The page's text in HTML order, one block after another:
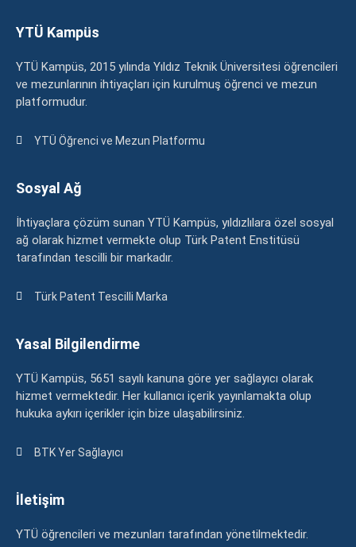
YTÜ Kampüs
YTÜ Kampüs, 2015 yılında Yıldız Teknik Üniversitesi öğrencileri
ve mezunlarının ihtiyaçları için kurulmuş öğrenci ve mezun
platformudur.
YTÜ Öğrenci ve Mezun Platformu
Sosyal Ağ
İhtiyaçlara çözüm sunan YTÜ Kampüs, yıldızlılara özel sosyal
ağ olarak hizmet vermekte olup Türk Patent Enstitüsü
tarafından tescilli bir markadır.
Türk Patent Tescilli Marka
Yasal Bilgilendirme
YTÜ Kampüs, 5651 sayılı kanuna göre yer sağlayıcı olarak
hizmet vermektedir. Her kullanıcı içerik yayınlamakta olup
hukuka aykırı içerikler için bize ulaşabilirsiniz.
BTK Yer Sağlayıcı
İletişim
YTÜ öğrencileri ve mezunları tarafından yönetilmektedir.